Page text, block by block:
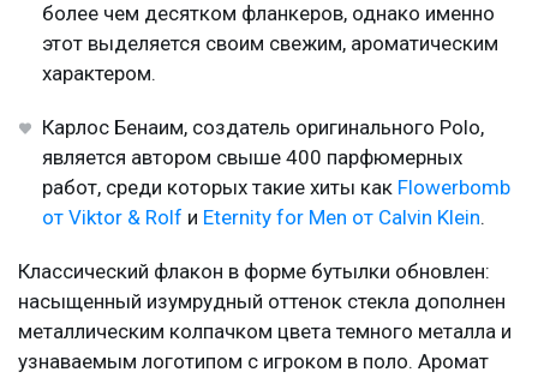
более чем десятком фланкеров, однако именно
этот выделяется своим свежим, ароматическим
характером.
Карлос Бенаим, создатель оригинального Polo,
является автором свыше 400 парфюмерных
работ, среди которых такие хиты как Flowerbomb
от Viktor & Rolf и Eternity for Men от Calvin Klein.
Классический флакон в форме бутылки обновлен:
насыщенный изумрудный оттенок стекла дополнен
металлическим колпачком цвета темного металла и
узнаваемым логотипом с игроком в поло. Аромат